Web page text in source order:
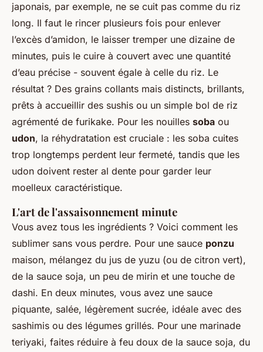
japonais, par exemple, ne se cuit pas comme du riz
long. Il faut le rincer plusieurs fois pour enlever
l’excès d’amidon, le laisser tremper une dizaine de
minutes, puis le cuire à couvert avec une quantité
d’eau précise - souvent égale à celle du riz. Le
résultat ? Des grains collants mais distincts, brillants,
prêts à accueillir des sushis ou un simple bol de riz
agrémenté de furikake. Pour les nouilles soba ou
udon, la réhydratation est cruciale : les soba cuites
trop longtemps perdent leur fermeté, tandis que les
udon doivent rester al dente pour garder leur
moelleux caractéristique.
L'art de l'assaisonnement minute
Vous avez tous les ingrédients ? Voici comment les
sublimer sans vous perdre. Pour une sauce ponzu
maison, mélangez du jus de yuzu (ou de citron vert),
de la sauce soja, un peu de mirin et une touche de
dashi. En deux minutes, vous avez une sauce
piquante, salée, légèrement sucrée, idéale avec des
sashimis ou des légumes grillés. Pour une marinade
teriyaki, faites réduire à feu doux de la sauce soja, du